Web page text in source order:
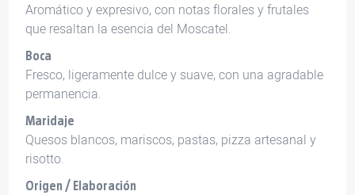
Aromático y expresivo, con notas florales y frutales
que resaltan la esencia del Moscatel.
Boca
Fresco, ligeramente dulce y suave, con una agradable
permanencia.
Maridaje
Quesos blancos, mariscos, pastas, pizza artesanal y
risotto.
Origen / Elaboración